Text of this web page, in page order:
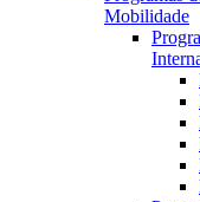
Mobilidade